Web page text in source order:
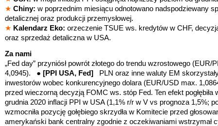
★ Chiny: w poprzednim miesiącu odnotowano nadspodziewany
detalicznej oraz produkcji przemysłowej.
★ Kalendarz Eko: orzeczenie TSUE ws. kredytów w CHF,
oraz sprzedaż detaliczna w USA.
Za nami
„Fed day” przyniósł powrót złotego do trendu wzrostowego
4,0945). ● [PPI USA, Fed]
PLN oraz inne waluty EM
inwestorów wobec konkurencyjnego dolara (EUR/USD max.
przed wieczorną decyzją FOMC ws. stóp Fed. Ten efekt
grudnia 2020 inflacji PPI w USA (1,1% r/r w V vs prognoza 1,5%;
wzmocniła pozycję gołębiego skrzydła w Komitecie przed
amerykański bank centralny zgodnie z oczekiwaniami wstrzymał